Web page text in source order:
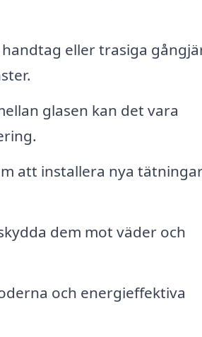
eller trasiga
glasen kan det vara
att installera nya
dem mot väder och
och energieffektiva